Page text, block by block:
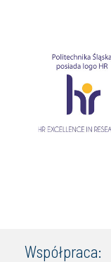
Współpraca: